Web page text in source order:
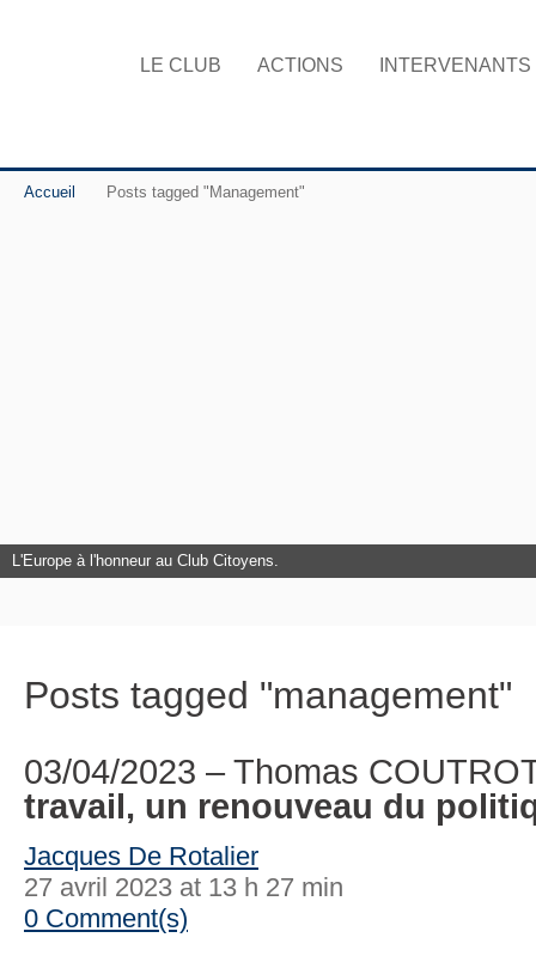
LE CLUB ACTIONS INTERVENANTS
Accueil Posts tagged "Management"
L'Europe à l'honneur au Club Citoyens.
Posts tagged "management"
03/04/2023 – Thomas
travail, un renouveau du
Jacques De Rotalier
27 avril 2023 at 13 h 27 min
0 Comment(s)